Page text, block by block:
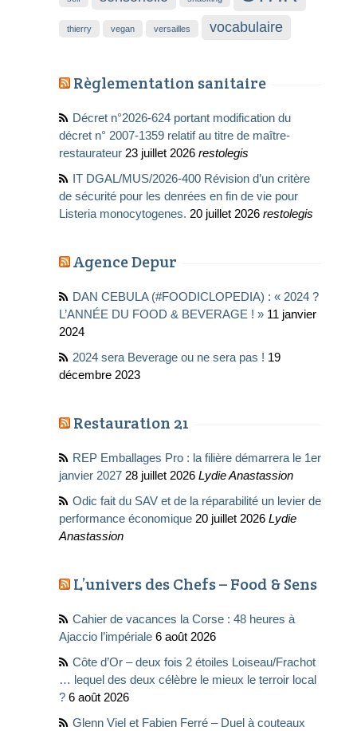
thierry vegan versailles vocabulaire
Règlementation sanitaire
Décret n°2026-624 portant modification du
décret n° 2007-1359 relatif au titre de maître-
restaurateur 23 juillet 2026 restolegis
IT DGAL/MUS/2026-400 Révision d’un critère
de sécurité pour les denrées en fin de vie pour
Listeria monocytogenes. 20 juillet 2026 restolegis
Agence Depur
DAN CEBULA (#FOODICLOPEDIA) : « 2024 ?
L’ANNÉE DU FOOD & BEVERAGE ! » 11 janvier
2024
2024 sera Beverage ou ne sera pas ! 19
décembre 2023
Restauration 21
REP Emballages Pro : la filière démarrera le 1er
janvier 2027 28 juillet 2026 Lydie Anastassion
Odic fait du SAV et de la réparabilité un levier de
performance économique 20 juillet 2026 Lydie
Anastassion
L’univers des Chefs – Food & Sens
Cahier de vacances la Corse : 48 heures à
Ajaccio l’impériale 6 août 2026
Côte d’Or – deux fois 2 étoiles Loiseau/Frachot
… lequel des deux célèbre le mieux le terroir local
? 6 août 2026
Glenn Viel et Fabien Ferré – Duel à couteaux